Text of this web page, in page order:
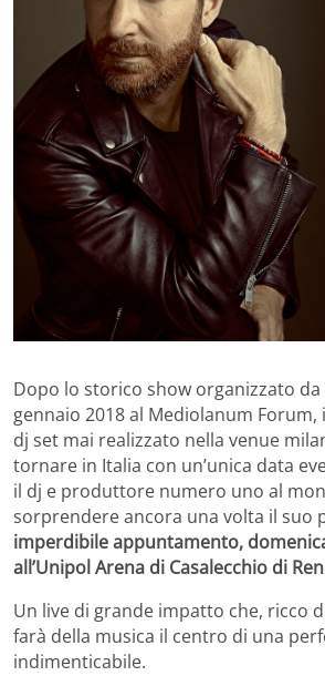
Dopo lo storico show organizzato da
gennaio 2018 al Mediolanum
dj set mai realizzato nella venue
tornare in Italia con un’unica data
il dj e produttore numero uno al
sorprendere ancora una volta il suo
imperdibile appuntamento,
all’Unipol Arena di Casalecchio di
Un live di grande impatto che, ricco
farà della musica il centro di una
indimenticabile.